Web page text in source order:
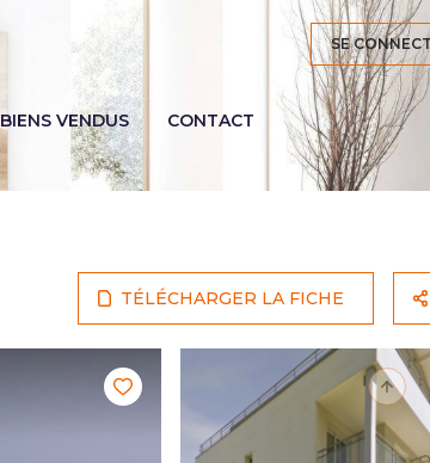
SE
BIENS VENDUS CONTACT
TÉLÉCHARGER LA FICHE